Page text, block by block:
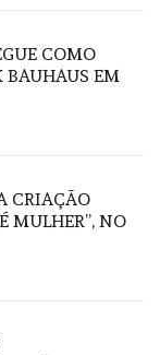
COMO
EM
CRIAÇÃO
MULHER”, NO